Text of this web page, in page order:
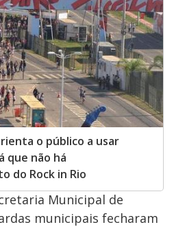
o público a usar
que não há
do Rock in Rio
Municipal de
municipais fecharam